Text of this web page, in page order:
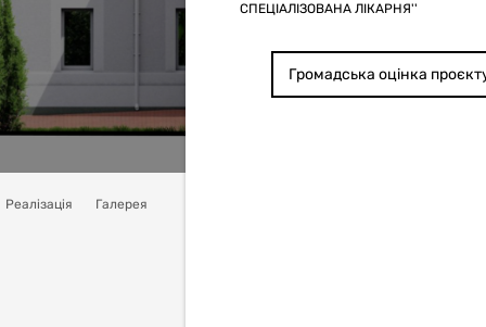
Реалізація Галерея
СПЕЦІАЛІЗОВАНА ЛІКАРНЯ''
Громадська оцінка